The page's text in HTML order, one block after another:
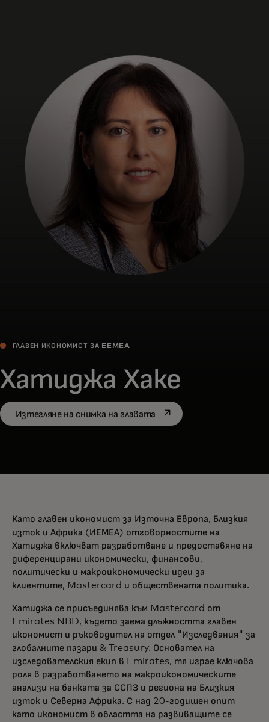
За света
За иноватори
Новини и тенденции
ГЛАВЕН ИКОНОМИСТ ЗА EEMEA
Хатиджа Хаке
Изтегляне на снимка на главатаopens in a new tab
Като главен икономист за Източна Европа, Близкия
изток и Африка (ИЕМЕА) отговорностите на
Хатиджа включват разработване и предоставяне на
диференцирани икономически, финансови,
политически и макроикономически идеи за
клиентите, Mastercard и обществената политика.
Хатиджа се присъединява към Mastercard от
Emirates NBD, където заема длъжността главен
икономист и ръководител на отдел "Изследвания" за
глобалните пазари & Treasury. Основател на
изследователския екип в Emirates, тя играе ключова
роля в разработването на макроикономическите
анализи на банката за ССПЗ и региона на Близкия
изток и Северна Африка. С над 20-годишен опит
като икономист в областта на развиващите се